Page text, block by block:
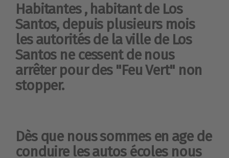
Habitantes , habitant de Los
Santos, depuis plusieurs mois
les autorités de la ville de Los
Santos ne cessent de nous
arrêter pour des "Feu Vert" non
stopper.
Dès que nous sommes en age de
conduire les autos écoles nous